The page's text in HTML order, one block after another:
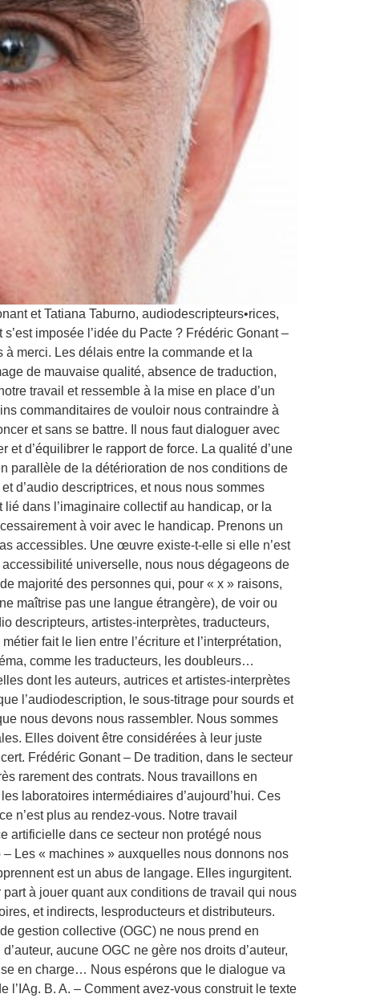
et Tatiana Taburno, audiodescripteurs•rices,
imposée l’idée du Pacte ? Frédéric Gonant –
à merci. Les délais entre la commande et la
de mauvaise qualité, absence de traduction,
travail et ressemble à la mise en place d’un
commanditaires de vouloir nous contraindre à
et sans se battre. Il nous faut dialoguer avec
d’équilibrer le rapport de force. La qualité d’une
parallèle de la détérioration de nos conditions de
d’audio descriptrices, et nous nous sommes
dans l’imaginaire collectif au handicap, or la
à voir avec le handicap. Prenons un
accessibles. Une œuvre existe-t-elle si elle n’est
universelle, nous nous dégageons de
majorité des personnes qui, pour « x » raisons,
maîtrise pas une langue étrangère), de voir ou
descripteurs, artistes-interprètes, traducteurs,
fait le lien entre l’écriture et l’interprétation,
comme les traducteurs, les doubleurs…
dont les auteurs, autrices et artistes-interprètes
l’audiodescription, le sous-titrage pour sourds et
nous devons nous rassembler. Nous sommes
Elles doivent être considérées à leur juste
Frédéric Gonant – De tradition, dans le secteur
rarement des contrats. Nous travaillons en
laboratoires intermédiaires d’aujourd’hui. Ces
n’est plus au rendez-vous. Notre travail
artificielle dans ce secteur non protégé nous
Les « machines » auxquelles nous donnons nos
est un abus de langage. Elles ingurgitent.
à jouer quant aux conditions de travail qui nous
et indirects, lesproducteurs et distributeurs.
gestion collective (OGC) ne nous prend en
aucune OGC ne gère nos droits d’auteur,
en charge… Nous espérons que le dialogue va
l’IAg. B. A. – Comment avez-vous construit le texte